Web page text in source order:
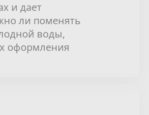
и дает
ли поменять
воды,
оформления